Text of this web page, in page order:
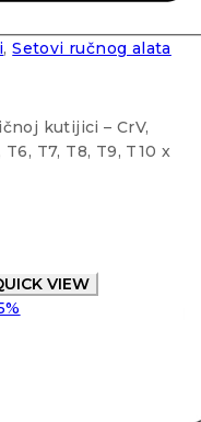
,Setovi ručnog alata
kutijici – CrV,
T7, T8, T9, T10 x
VIEW